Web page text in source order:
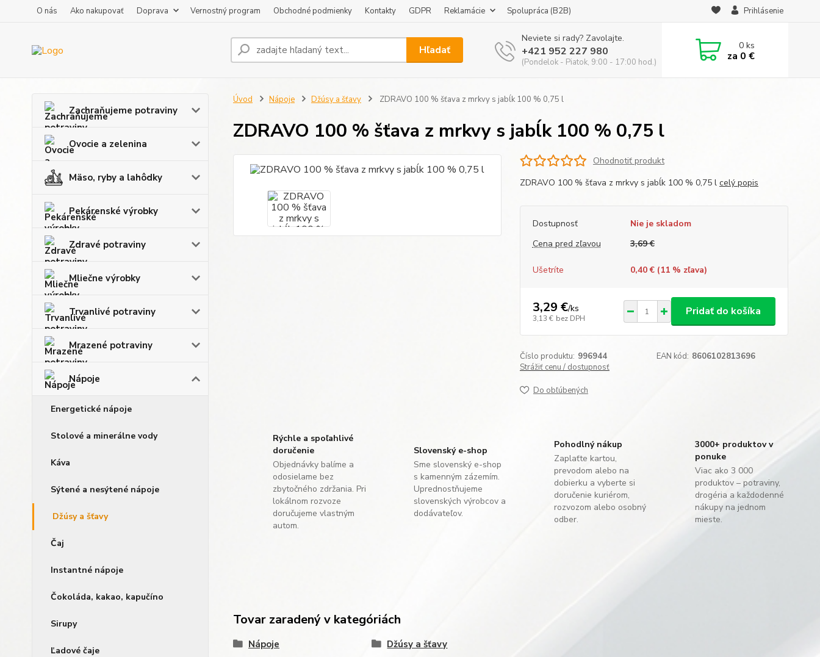
O nás Ako nakupovať Doprava Vernostný program Obchodné podmienky Kontakty GDPR Reklamácie Spolupráca (B2B) Prihlásenie
Hľadať
Neviete si rady? Zavolajte.
+421 952 227 980
(Pondelok - Piatok, 9:00 - 17:00 hod.)
0ks
za 0 €
Zachraňujeme potraviny
Ovocie a zelenina
Mäso, ryby a lahôdky
Pekárenské výrobky
Zdravé potraviny
Mliečne výrobky
Trvanlivé potraviny
Mrazené potraviny
Nápoje
Energetické nápoje
Stolové a minerálne vody
Káva
Sýtené a nesýtené nápoje
Džúsy a šťavy
Čaj
Instantné nápoje
Čokoláda, kakao, kapučíno
Sirupy
Ľadové čaje
Úvod Nápoje Džúsy a šťavy ZDRAVO 100 % šťava z mrkvy s jabĺk 100 % 0,75 l
ZDRAVO 100 % šťava z mrkvy s jabĺk 100 % 0,75 l
Ohodnotiť produkt
ZDRAVO 100 % šťava z mrkvy s jabĺk 100 % 0,75 l celý popis
Dostupnosť
Nie je skladom
Cena pred zľavou
3,69 €
Ušetríte 0,40 € (11% zľava)
3,29 €/ks
3,13 € bez DPH
Pridať do košíka
Číslo produktu: 996944 EAN kód: 8606102813696
Strážiť cenu / dostupnosť
Do obľúbených
Rýchle a spoľahlivé
doručenie
Objednávky balíme a
odosielame bez
zbytočného zdržania. Pri
lokálnom rozvoze
doručujeme vlastným
autom.
Slovenský e-shop
Sme slovenský e-shop
s kamenným zázemím.
Uprednostňujeme
slovenských výrobcov a
dodávateľov.
Pohodlný nákup
Zaplaťte kartou,
prevodom alebo na
dobierku a vyberte si
doručenie kuriérom,
rozvozom alebo osobný
odber.
3000+ produktov v
ponuke
Viac ako 3 000
produktov – potraviny,
drogéria a každodenné
nákupy na jednom
mieste.
Tovar zaradený v kategóriách
Nápoje Džúsy a šťavy